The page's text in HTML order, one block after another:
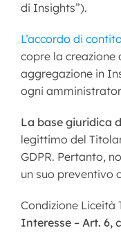
di Insights”).
L’accordo di
copre la creazione
aggregazione in
ogni
La base giuridica
legittimo del
GDPR. Pertanto,
un suo preventivo
Condizione Liceità
Interesse – Art. 6,